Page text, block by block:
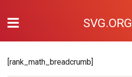
SVG.ORG
[rank_math_breadcrumb]